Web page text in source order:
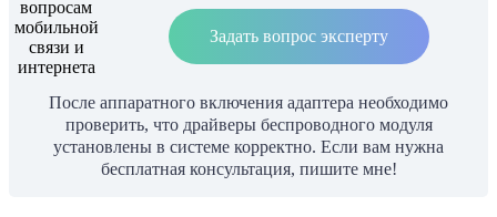
Задать вопрос эксперту
После аппаратного включения адаптера необходимо
проверить, что драйверы беспроводного модуля
установлены в системе корректно. Если вам нужна
бесплатная консультация, пишите мне!